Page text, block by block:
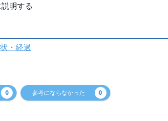
明する
・経過
0 参考にならなかった 0